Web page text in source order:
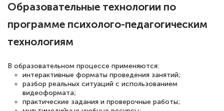
оперативно связались со мной
специалисты, ответили на все
двух…
Светлана К
Знаток города 7 уровня
Образовательные технологии по
программе психолого-педагогическим
технологиям
В образовательном процессе применяются:
интерактивные форматы проведения занятий;
разбор реальных ситуаций с использованием
видеоформата;
практические задания и проверочные работы;